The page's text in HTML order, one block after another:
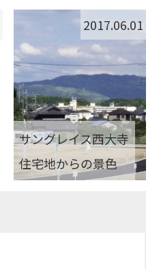
2017.06.01
サングレイス西大寺
住宅地からの景色